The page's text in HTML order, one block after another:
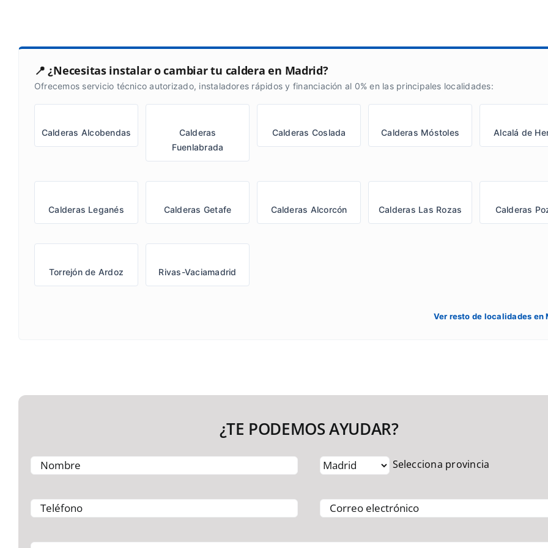
📍 ¿Necesitas instalar o cambiar tu caldera en Madrid?
Ofrecemos servicio técnico autorizado, instaladores rápidos y financiación al 0% en las principales localidades:
Calderas Alcobendas
Calderas
Fuenlabrada
Calderas Coslada Calderas Móstoles Alcalá de
Calderas Leganés Calderas Getafe Calderas Alcorcón Calderas Las Rozas Calderas
Torrejón de Ardoz Rivas-Vaciamadrid
Ver resto de localidades en
¿TE PODEMOS AYUDAR?
Selecciona provincia